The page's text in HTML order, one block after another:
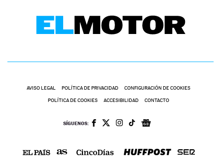
AVISO LEGAL POLÍTICA DE PRIVACIDAD CONFIGURACIÓN DE COOKIES
POLÍTICA DE COOKIES ACCESIBILIDAD CONTACTO
SÍGUENOS: